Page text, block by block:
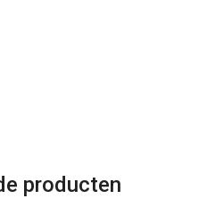
producten